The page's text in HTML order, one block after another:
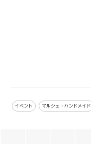
イベント マルシェ・ハンドメイド